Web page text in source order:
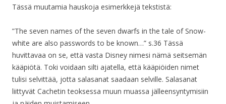
Tässä muutamia hauskoja esimerkkejä tekstistä:
”The seven names of the seven dwarfs in the tale of Snow-
white are also passwords to be known…” s.36 Tässä
huvittavaa on se, että vasta Disney nimesi nämä seitsemän
kääpiötä. Toki voidaan silti ajatella, että kääpiöiden nimet
tulisi selvittää, jotta salasanat saadaan selville. Salasanat
liittyvät Cachetin teoksessa muun muassa jälleensyntymisiin